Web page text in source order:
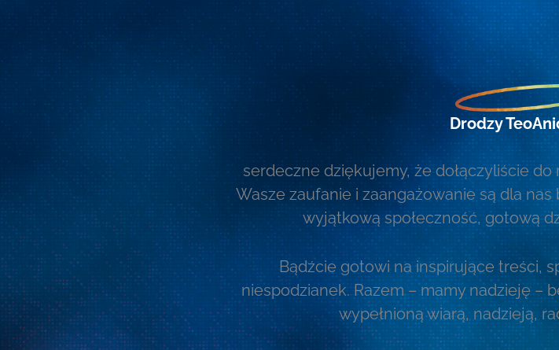
Przejdź
treści
Drodzy
serdeczne dziękujemy, że dołączyliście
Wasze zaufanie i zaangażowanie są dla
wyjątkową społeczność, gotową
Bądźcie gotowi na inspirujące treści,
niespodzianek. Razem – mamy nadzieję –
wypełnioną wiarą, nadzieją,